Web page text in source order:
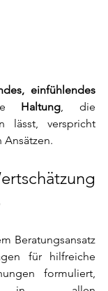
einfühlendes
Haltung
lässt, verspricht
Ansätzen.
Beratungsansatz
für hilfreiche
formuliert,